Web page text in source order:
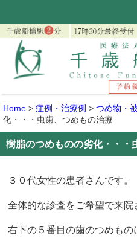
Home > 症例・治療例 > つめ物・
化・・・虫歯、つめもの治療
樹脂のつめものの劣化・・・
３０代女性の患者さんです。
全体的な診査をご希望で来院
右下の５番目の歯のつめもの